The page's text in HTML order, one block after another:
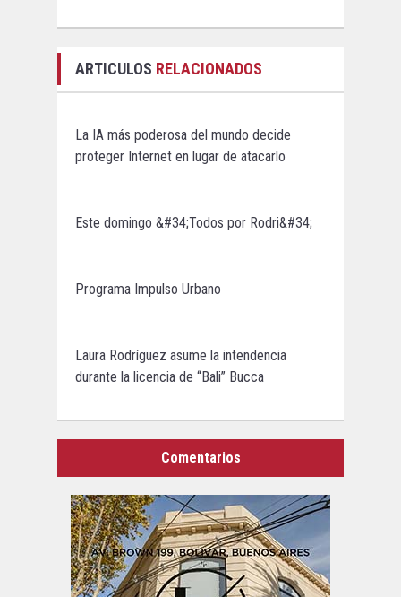
ARTICULOS RELACIONADOS
La IA más poderosa del mundo decide
proteger Internet en lugar de atacarlo
Este domingo &#34;Todos por Rodri&#34;
Programa Impulso Urbano
Laura Rodríguez asume la intendencia
durante la licencia de “Bali” Bucca
Comentarios